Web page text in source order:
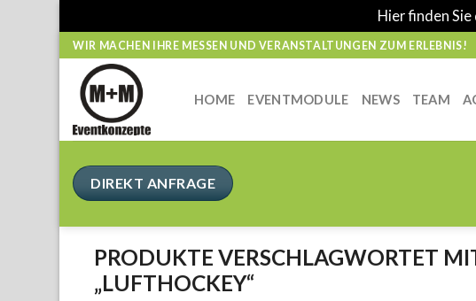
Hier finden
Skip
content
WIR MACHEN IHRE MESSEN UND VERANSTALTUNGEN ZUM ERLEBNIS!
HOME EVENTMODULE NEWS TEAM
DIREKT ANFRAGE
PRODUKTE VERSCHLAGWORTET
„LUFTHOCKEY“